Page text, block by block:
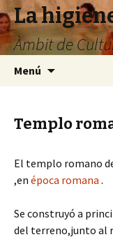
La
Àmbit de
Menú
Templo
El templo romano
,en época romana .
Se construyó a
del terreno,junto al